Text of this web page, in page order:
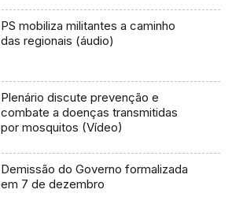
PS mobiliza militantes a caminho
das regionais (áudio)
Plenário discute prevenção e
combate a doenças transmitidas
por mosquitos (Vídeo)
Demissão do Governo formalizada
em 7 de dezembro